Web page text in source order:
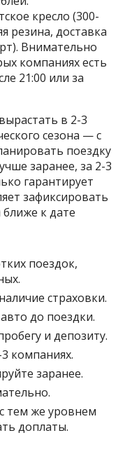
кресло (300-
резина, доставка
Внимательно
компаниях есть
21:00 или за
в 2-3
сезона — с
поездку
заранее, за 2-3
гарантирует
зафиксировать
к дате
поездок,
страховки.
до поездки.
и депозиту.
компаниях.
заранее.
тем же уровнем
доплаты.